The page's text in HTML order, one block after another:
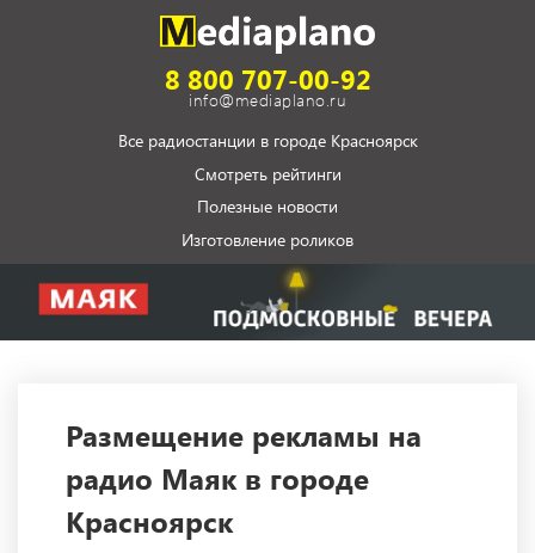
8 800 707-00-92
info@mediaplano.ru
Все радиостанции в городе Красноярск
Смотреть рейтинги
Полезные новости
Изготовление роликов
Размещение рекламы на
радио Маяк в городе
Красноярск